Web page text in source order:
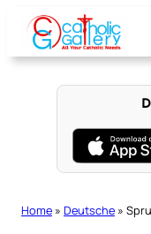
content
Home » Deutsche »